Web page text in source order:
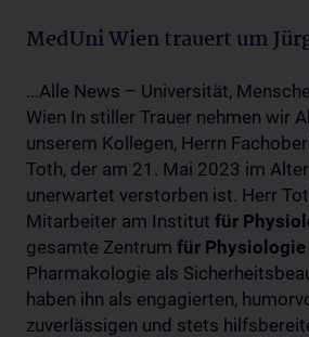
MedUni Wien trauert um
...Alle News – Universität,
Wien In stiller Trauer nehmen wir
unserem Kollegen, Herrn
Toth, der am 21. Mai 2023 im
unerwartet verstorben ist. Herr
Mitarbeiter am Institut für
gesamte Zentrum für Physiologie
Pharmakologie als
haben ihn als engagierten,
zuverlässigen und stets